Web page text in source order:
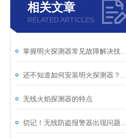
相关文章
RELATED ARTICLES
无线火焰探测器的特点